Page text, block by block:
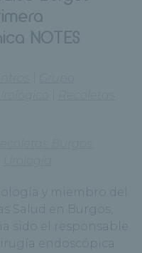
NOTES
y miembro del
Salud en Burgos,
sido el responsable
endoscópica